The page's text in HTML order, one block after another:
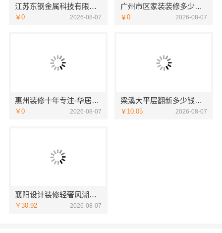
江苏东钢金属科技有限公司304不锈钢家具全国地址
￥0 2026-08-07
广州市区家装装修多少钱新房，精匠饰家为您详解
￥0 2026-08-07
惠州装修十年专注-华居不锈钢
￥0 2026-08-07
梁溪大平层翻新多少钱一平？无锡亿莱居装饰工程材料有限公司为您报价
￥10.05 2026-08-07
襄阳设计装修轻奢风湖北百年米莱匠心打造
￥30.92 2026-08-07